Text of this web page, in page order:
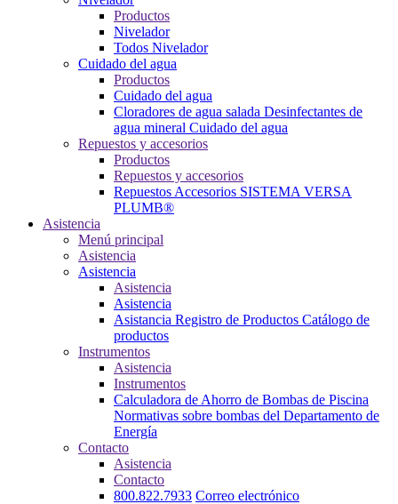
Productos
Nivelador
Todos Nivelador
Cuidado del agua
Productos
Cuidado del agua
Cloradores de agua salada Desinfectantes de
agua mineral Cuidado del agua
Repuestos y accesorios
Productos
Repuestos y accesorios
Repuestos Accesorios SISTEMA VERSA
PLUMB®
Asistencia
Menú principal
Asistencia
Asistencia
Asistencia
Asistencia
Asistancia Registro de Productos Catálogo de
productos
Instrumentos
Asistencia
Instrumentos
Calculadora de Ahorro de Bombas de Piscina
Normativas sobre bombas del Departamento de
Energía
Contacto
Asistencia
Contacto
800.822.7933 Correo electrónico